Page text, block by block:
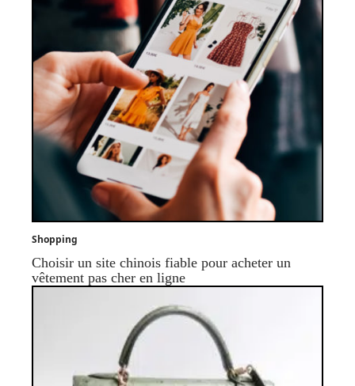
Shopping
Choisir un site chinois fiable pour acheter un
vêtement pas cher en ligne